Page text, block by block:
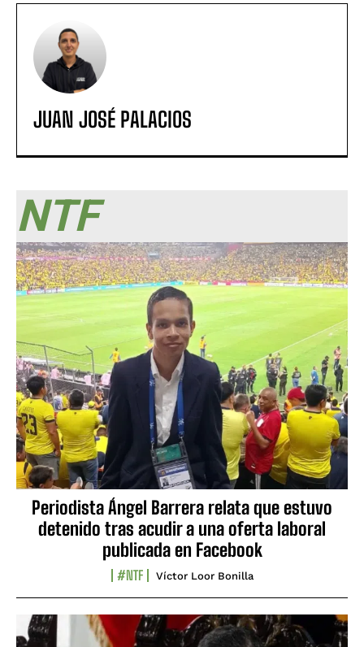
JUAN JOSÉ PALACIOS
NTF
Periodista Ángel Barrera relata que estuvo
detenido tras acudir a una oferta laboral
publicada en Facebook
#NTF Víctor Loor Bonilla